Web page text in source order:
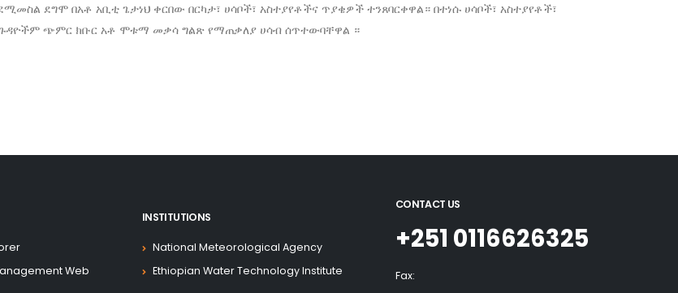
ደግሞ በአቶ አቢቲ ጌታነህ ቀርበው በርካታ፣ ሀሳቦች፣ አስተያየቶችና ጥያቄዎች ተንጸባርቀዋል። በተነሱ ሀሳቦች፣ አስተያየቶች፣
ጭምር ክቡር አቶ ሞቱማ መቃሳ ግልጽ የማጠቃለያ ሀሳብ ሰጥተውባቸዋል ።
Web
INSTITUTIONS
National Meteorological Agency
Ethiopian Water Technology Institute
CONTACT US
+251 0116626325
Fax: